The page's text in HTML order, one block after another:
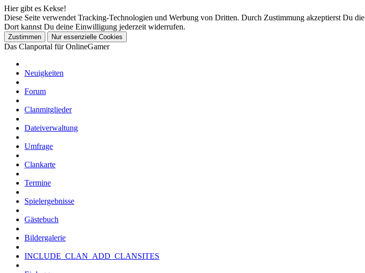
Hier gibt es Kekse!
Diese Seite verwendet Tracking-Technologien und Werbung von Dritten. Durch Zustimmung akzeptierst Du die
Dort kannst Du deine Einwilligung jederzeit widerrufen.
Das Clanportal für OnlineGamer
Neuigkeiten
Forum
Clanmitglieder
Dateiverwaltung
Umfrage
Clankarte
Termine
Spielergebnisse
Gästebuch
Bildergalerie
INCLUDE_CLAN_ADD_CLANSITES